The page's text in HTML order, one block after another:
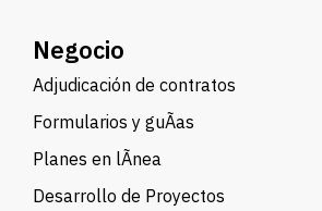
Negocio
Adjudicación de contratos
Formularios y guÃ­as
Planes en lÃ­nea
Desarrollo de Proyectos